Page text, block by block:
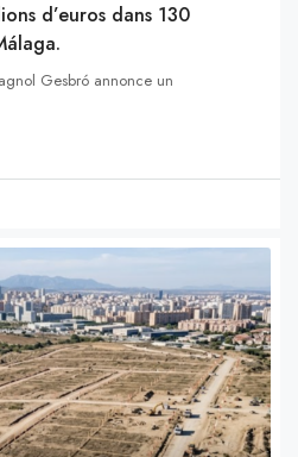
d’euros dans 130
Gesbró annonce un